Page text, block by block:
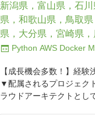
新潟県，富山県，石
県，和歌山県，鳥取
県，大分県，宮崎県
Python AWS Docker
【成長機会多数！】経
▼配属されるプロジェ
ラウドアーキテクトとし